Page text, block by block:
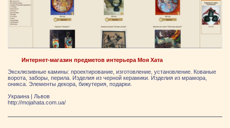
Интернет-магазин предметов интерьера Моя Хата
Эксклюзивные камины: проектирование, изготовление, установление. Кованые
ворота, заборы, перила. Изделия из черной керамики. Изделия из мрамора,
оникса. Элементы декора, бижутерия, подарки.
Украина | Львов
http://mojahata.com.ua/